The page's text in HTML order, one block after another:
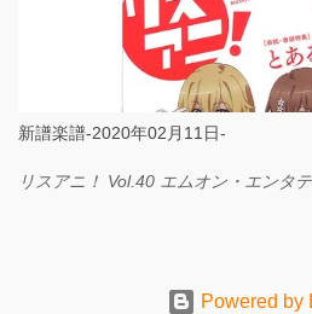
新譜楽譜-2020年02月11日-
リスアニ！ Vol.40 エムオン・エン
Powered by